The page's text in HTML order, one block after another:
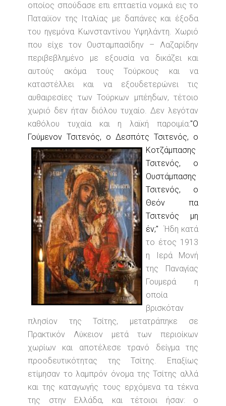
οποίος σπούδασε επι επταετία νομικά εις το
Παταύϊον της Ιταλίας με δαπάνες και έξοδα
του ηγεμόνα Κωνσταντίνου Υψηλάντη. Χωριό
που είχε τον Ουσταμπασίδην – Λαζαρίδην
περιβεβλημένο με εξουσία να δικάζει και
αυτούς ακόμα τους Τούρκους και να
καταστέλλει και να εξουδετερώνει τις
αυθαιρεσίες των Τούρκων μπέηδων, τέτοιο
χωριό δεν ήταν διόλου τυχαίο. Δεν λεγόταν
καθόλου τυχαία και η λαϊκή παροιμία:"Ο
Γούμενον Τσιτενός, ο Δεσπότς Τσιτενός, ο
Κοτζάμπασης
Τσιτενός, ο
Ουστάμπασης
Τσιτενός, ο
Θεόν πα
Τσιτενός μη
έν;"
Ήδη κατά
το έτος 1913
η Ιερά Μονή
της Παναγίας
Γουμερά η
οποία
βρισκόταν
πλησίον της Τσίτης, μετατράπηκε σε
Πρακτικόν Λύκειον μετά των περιοίκων
χωρίων και αποτέλεσε τρανό δείγμα της
προοδευτικότητας της Τσίτης. Επαξίως
ετίμησαν το λαμπρόν όνομα της Τσίτης αλλά
και της καταγωγής τους ερχόμενα τα τέκνα
της στην Ελλάδα, και τέτοιοι ήσαν: ο